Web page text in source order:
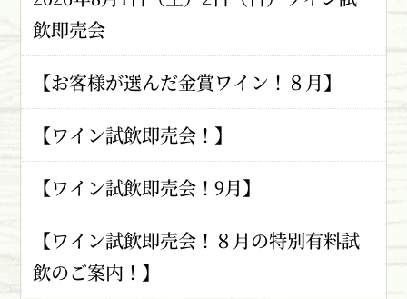
飲即売会
【お客様が選んだ金賞ワイン！８月】
【ワイン試飲即売会！】
【ワイン試飲即売会！9月】
【ワイン試飲即売会！８月の特別有料試
飲のご案内！】